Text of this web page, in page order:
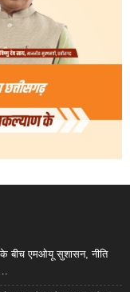
बीच एमओयू सुशासन, नीति